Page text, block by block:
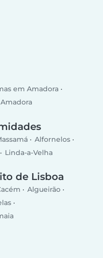
em Amadora
Alfornelos
Linda-a-Velha
de Lisboa
Algueirão